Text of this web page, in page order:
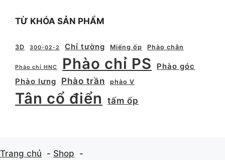
TỪ KHÓA SẢN PHẨM
3D 300-02-2 Chỉ tường Miếng ốp Phào chân
Phào chỉ HNC Phào chỉ PS
Phào góc
Phào lưng
Phào trần phào V
Tân cổ điển tấm ốp
Trang chủ
Shop